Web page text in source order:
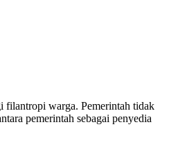
filantropi warga. Pemerintah tidak
pemerintah sebagai penyedia